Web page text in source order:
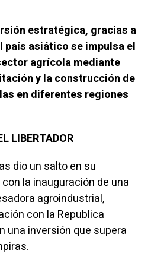
estratégica, gracias a
país asiático se impulsa el
agrícola mediante
y la construcción de
en diferentes regiones
LIBERTADOR
dio un salto en su
la inauguración de una
agroindustrial,
con la Republica
una inversión que supera